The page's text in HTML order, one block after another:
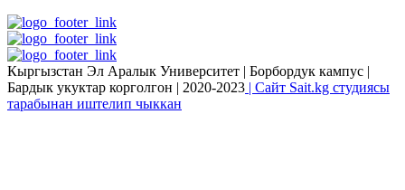
Кыргызстан Эл Аралык Университет | Борбордук кампус |
Бардык укуктар корголгон | 2020-2023 | Сайт Sait.kg студиясы
тарабынан иштелип чыккан